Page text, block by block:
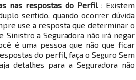
nas respostas do Perfil : Existem
sentido, quando ocorrer dúvida
use a resposta que determinar o
Sinistro a Seguradora não irá negar
é uma pessoa que não que ficar
do perfil, faça o Seguro Sem
detalhes para a Seguradora não